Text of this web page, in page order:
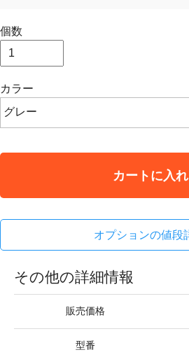
個数
カラー
カートに入
オプションの値段
その他の詳細情報
販売価格
型番